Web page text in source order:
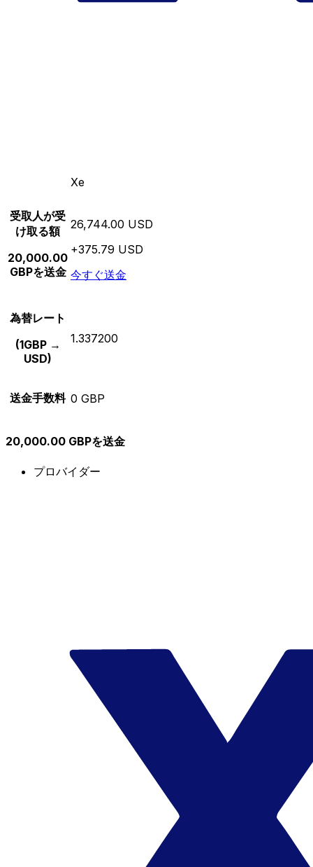
Xe
受取人が受
け取る額
20,000.00
GBPを送金
26,744.00 USD
+375.79 USD
今すぐ送金
為替レート
(1GBP →
USD)
1.337200
送金手数料 0 GBP
20,000.00 GBPを送金
プロバイダー